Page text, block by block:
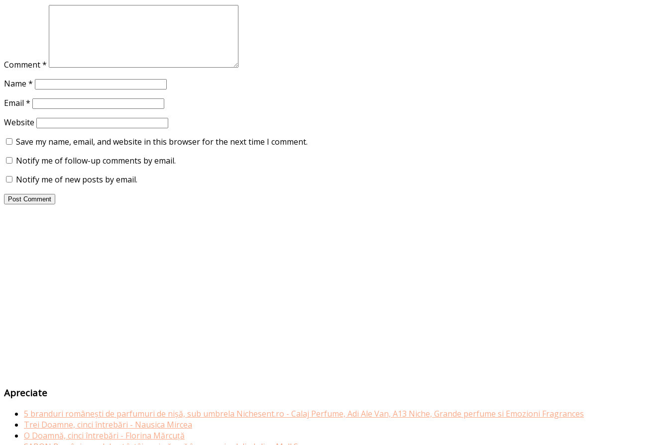
Comment*
Name *
Email *
Website
Save my name, email, and website in this browser for the next time I comment.
Notify me of follow-up comments by email.
Notify me of new posts by email.
Apreciate
5 branduri românești de parfumuri de nișă, sub umbrela Nichesent.ro - Calaj Perfume, Adi Ale Van, A13 Niche, Grande perfume si Emozioni Fragrances
Trei Doamne, cinci întrebări - Nausica Mircea
O Doamnă, cinci întrebări - Florina Mărcuță